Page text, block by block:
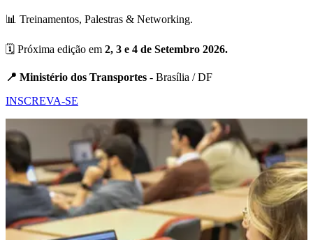
📊 Treinamentos, Palestras & Networking.
🗓️ Próxima edição em 2, 3 e 4 de Setembro 2026.
📍 Ministério dos Transportes - Brasília / DF
INSCREVA-SE